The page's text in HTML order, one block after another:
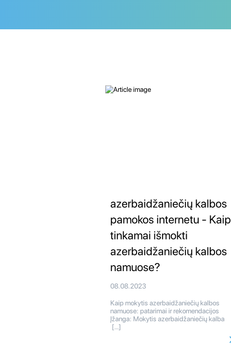
azerbaidžaniečių kalbos
pamokos internetu - Kaip
tinkamai išmokti
azerbaidžaniečių kalbos
namuose?
08.08.2023
Kaip mokytis azerbaidžaniečių kalbos
namuose: patarimai ir rekomendacijos
Įžanga: Mokytis azerbaidžaniečių kalba
[…]